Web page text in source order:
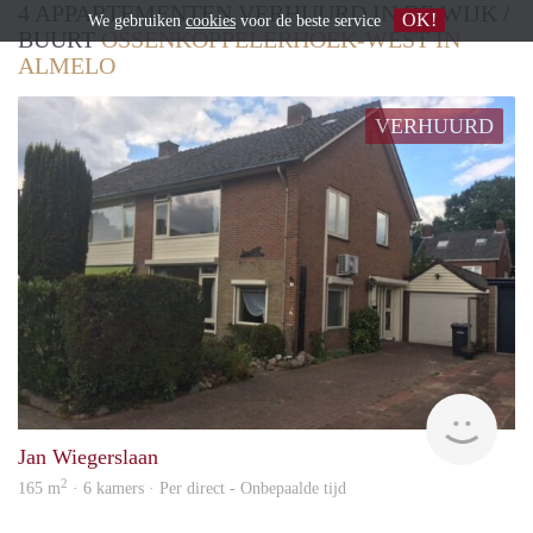
4 APPARTEMENTEN VERHUURD IN DE WIJK /
BUURTOSSENKOPPELERHOEK-WEST IN
ALMELO
VERHUURD
Jan Wiegerslaan
165 m2 · 6 kamers · Per direct - Onbepaalde tijd
We gebruiken cookies voor de beste service OK!